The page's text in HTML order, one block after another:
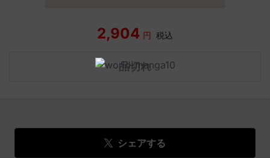
2,904 円 税込
品切れ
シェアする